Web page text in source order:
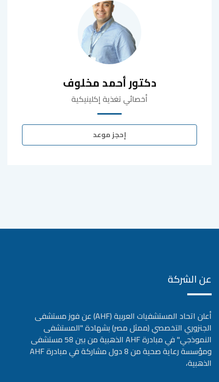
دكتور أحمد مخلوف
أخصائي تغذية إكلينيكية
إحجز موعد
عن الشركة
أعلن اتحاد المستشفيات العربية (AHF) عن فوز مستشفى
الجنزوري التخصصي (ممثل مصر) بشهادة "المستشفى
النموذجي" في مبادرة AHF الذهبية من بين 58 مستشفى
ومؤسسة رعاية صحية من 8 دول مشاركة في مبادرة AHF
الذهبية،